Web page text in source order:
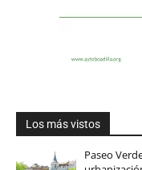
Los más vistos
Paseo